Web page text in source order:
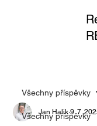
Všechny příspěvky
Všechny příspěvky
Jan Halik 9. 7.